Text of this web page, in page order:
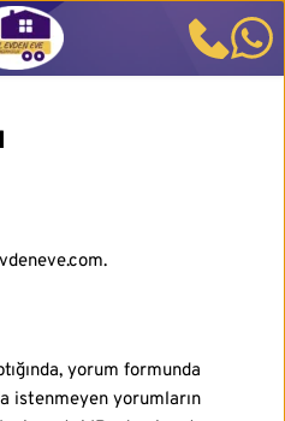
yorum formunda
istenmeyen yorumların